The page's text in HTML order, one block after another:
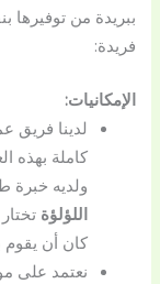
ببريدة من توفيرها
فريدة:
الإمكانيات:
لدينا
كاملة بهذه
ولديه خبرة
اللؤلؤة
كان أن يقوم
نعتمد على